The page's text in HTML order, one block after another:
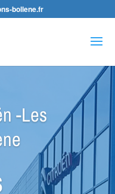
bollene.fr
-Les